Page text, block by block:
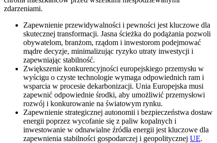
zdarzeniami.
Zapewnienie przewidywalności i pewności jest kluczowe dla
skutecznej transformacji. Jasna ścieżka do podążania pozwoli
obywatelom, branżom, rządom i inwestorom podejmować
mądre decyzje, minimalizując ryzyko utraty inwestycji i
zapewniając stabilność.
Zwiększenie konkurencyjności europejskiego przemysłu w
wyścigu o czyste technologie wymaga odpowiednich ram i
wsparcia w procesie dekarbonizacji. Unia Europejska musi
zapewnić odpowiednie środki, aby umożliwić przemysłowi
rozwój i konkurowanie na światowym rynku.
Zapewnienie strategicznej autonomii i bezpieczeństwa dostaw
energii poprzez wycofanie się z paliw kopalnych i
inwestowanie w odnawialne źródła energii jest kluczowe dla
zapewnienia stabilności gospodarczej i geopolitycznej UE.